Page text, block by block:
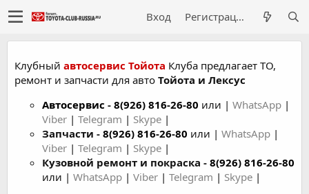
Вход Регистрация
Клубный автосервис Тойота Клуба предлагает ТО,
ремонт и запчасти для авто Тойота и Лексус
Автосервис - 8(926) 816-26-80 или | WhatsApp |
Viber | Telegram | Skype |
Запчасти - 8(926) 816-26-80 или | WhatsApp |
Viber | Telegram | Skype |
Кузовной ремонт и покраска - 8(926) 816-26-80
или | WhatsApp | Viber | Telegram | Skype |